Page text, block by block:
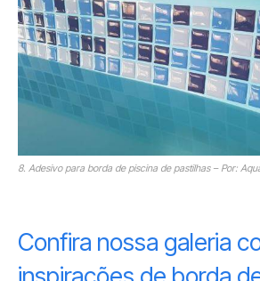
8. Adesivo para borda de piscina de pastilhas – Por:
Confira nossa galeria